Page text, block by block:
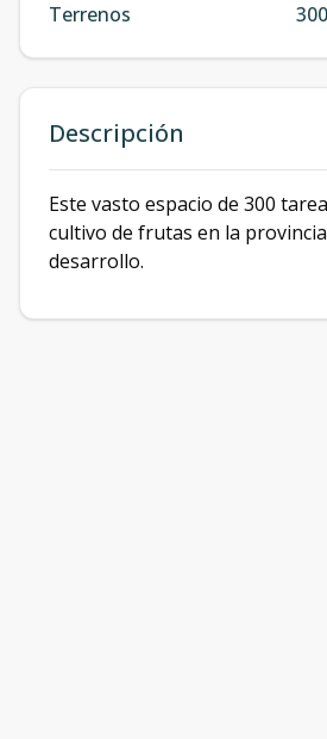
Terrenos
Descripción
Este vasto espacio de 300
cultivo de frutas en la
desarrollo.